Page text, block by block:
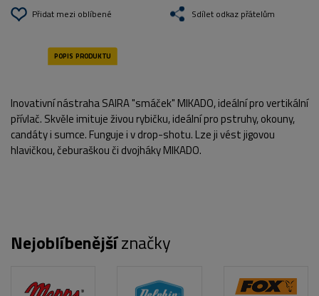
Přidat mezi oblíbené Sdílet odkaz přátelům
Inovativní nástraha SAIRA "smáček" MIKADO, ideální pro vertikální
přívlač. Skvěle imituje živou rybičku, ideální pro pstruhy, okouny,
candáty i sumce. Funguje i v drop-shotu. Lze ji vést jigovou
hlavičkou, čeburaškou či dvojháky MIKADO.
Nejoblíbenějšíznačky